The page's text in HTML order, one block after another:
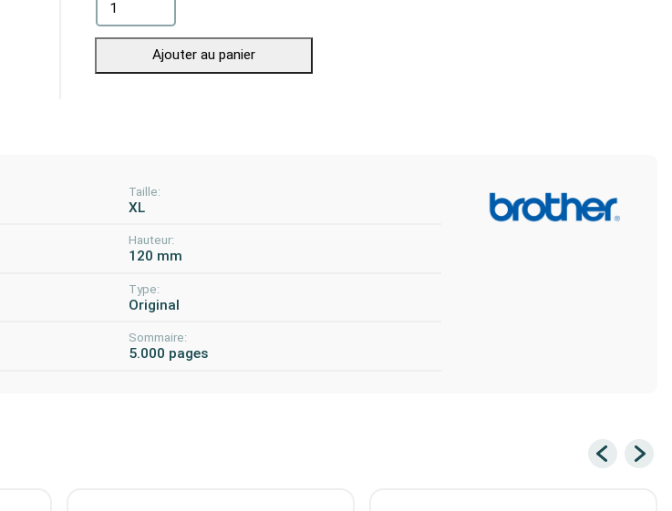
Ajouter au panier
Taille:
XL
Hauteur:
120 mm
Type:
Original
Sommaire:
5.000 pages